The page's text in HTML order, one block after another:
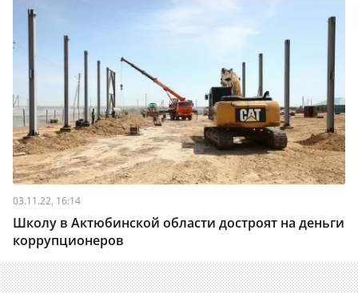
03.11.22, 16:14
Школу в Актюбинской области достроят на деньги
коррупционеров